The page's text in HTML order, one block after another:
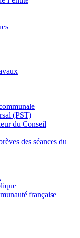
(PST)
du Conseil
des séances du
française